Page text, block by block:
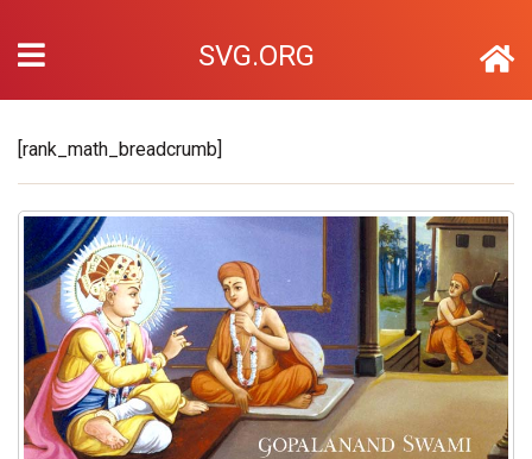
SVG.ORG
[rank_math_breadcrumb]